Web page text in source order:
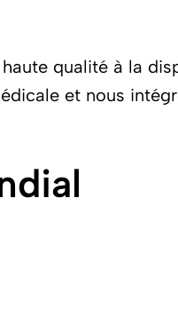
qualité à la
et nous